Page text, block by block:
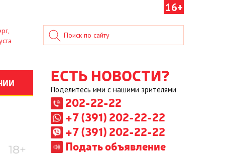
16+
ЕСТЬ НОВОСТИ?
Поделитесь ими с нашими зрителями
202-22-22
+7 (391) 202-22-22
+7 (391) 202-22-22
Подать объявление